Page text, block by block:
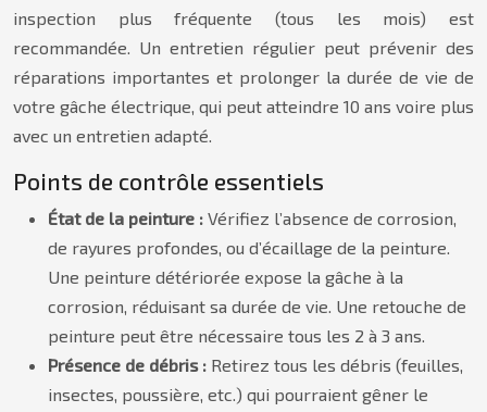
inspection plus fréquente (tous les mois) est
recommandée. Un entretien régulier peut prévenir des
réparations importantes et prolonger la durée de vie de
votre gâche électrique, qui peut atteindre 10 ans voire plus
avec un entretien adapté.
Points de contrôle essentiels
État de la peinture : Vérifiez l’absence de corrosion,
de rayures profondes, ou d’écaillage de la peinture.
Une peinture détériorée expose la gâche à la
corrosion, réduisant sa durée de vie. Une retouche de
peinture peut être nécessaire tous les 2 à 3 ans.
Présence de débris : Retirez tous les débris (feuilles,
insectes, poussière, etc.) qui pourraient gêner le